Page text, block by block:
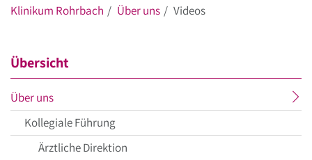
Klinikum Rohrbach Über uns Videos
Übersicht
Über unsaktueller
Menüpunkt
Kollegiale Führung
Ärztliche Direktion